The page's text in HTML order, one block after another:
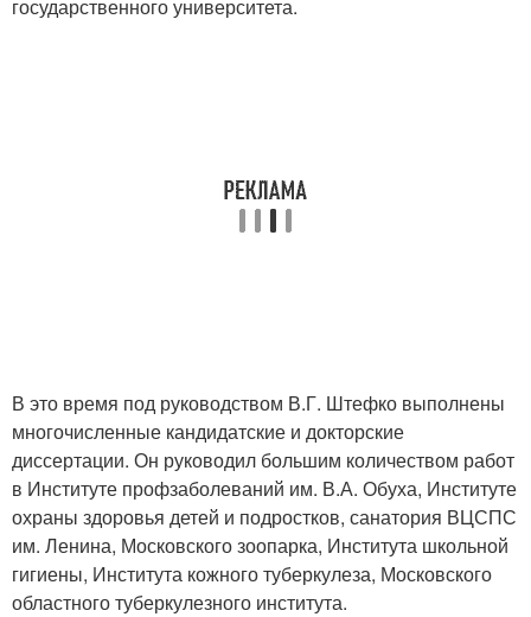
государственного университета.
В это время под руководством В.Г. Штефко выполнены
многочисленные кандидатские и докторские
диссертации. Он руководил большим количеством работ
в Институте профзаболеваний им. В.А. Обуха, Институте
охраны здоровья детей и подростков, санатория ВЦСПС
им. Ленина, Московского зоопарка, Института школьной
гигиены, Института кожного туберкулеза, Московского
областного туберкулезного института.